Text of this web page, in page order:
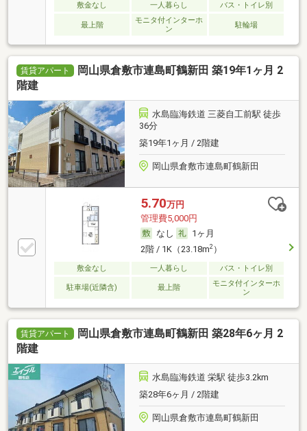
敷金なし 一人暮らし バス・トイレ別
最上階
モニタ付インターホ
ン
駐輪場
賃貸アパート
岡山県倉敷市連島町鶴新田 築19年1ヶ月 2
階建
水島臨海鉄道 三菱自工前駅 徒歩
36分
築19年1ヶ月 / 2階建
岡山県倉敷市連島町鶴新田
5.70万円
管理費5,000円
なし
1ヶ月
2階 / 1K（23.18m2）
敷金なし 一人暮らし バス・トイレ別
駐車場(近隣含) 最上階
モニタ付インターホ
ン
賃貸アパート
岡山県倉敷市連島町鶴新田 築28年6ヶ月 2
階建
水島臨海鉄道 栄駅 徒歩3.2km
築28年6ヶ月 / 2階建
岡山県倉敷市連島町鶴新田